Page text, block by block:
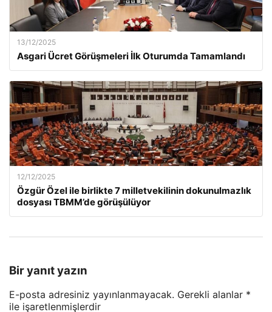
13/12/2025
Asgari Ücret Görüşmeleri İlk Oturumda Tamamlandı
12/12/2025
Özgür Özel ile birlikte 7 milletvekilinin dokunulmazlık
dosyası TBMM’de görüşülüyor
Bir yanıt yazın
E-posta adresiniz yayınlanmayacak. Gerekli alanlar *
ile işaretlenmişlerdir